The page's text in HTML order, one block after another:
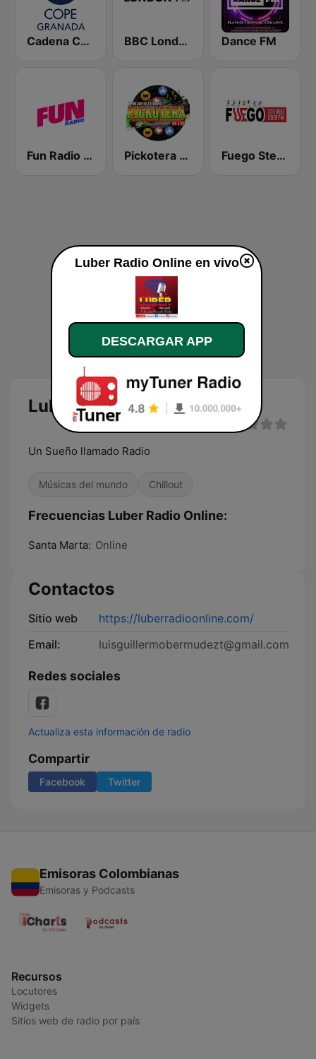
Cadena COPE Granada BBC London Dance FM
Fun Radio FRANCE Pickotera Radio Fuego Stereo
Luber Radio Online en vivo
Un Sueño llamado Radio
Músicas del mundo Chillout
Frecuencias Luber Radio Online:
Santa Marta: Online
Contactos
Sitio web
https://luberradioonline.com/
Email:
luisguillermobermudezt@gmail.com
Redes sociales
Actualiza esta información de radio
Compartir
Facebook Twitter
Emisoras Colombianas
Emisoras y Podcasts
Recursos
Locutores
Widgets
Sitios web de radio por país
Luber Radio Online en vivo
DESCARGAR APP